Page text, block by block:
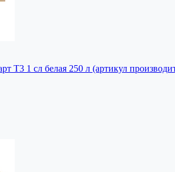
T3 1 сл белая 250 л (артикул